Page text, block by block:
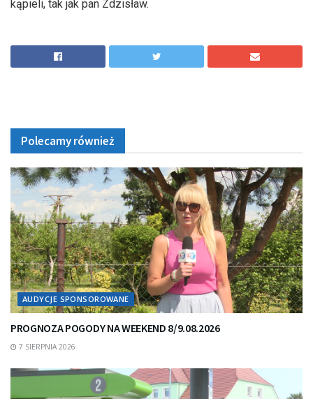
kąpieli, tak jak pan Zdzisław.
Polecamy również
AUDYCJE SPONSOROWANE
PROGNOZA POGODY NA WEEKEND 8/9.08.2026
7 SIERPNIA 2026